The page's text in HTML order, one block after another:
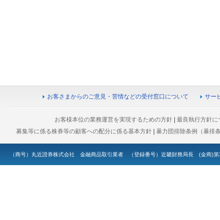
お客さまからのご意見・苦情などの受付窓口について サー
お客様本位の業務運営を実現するための方針 |最良執行方針に
募集等に係る株券等の顧客への配分に係る基本方針 |暴力団排除条例（暴排
（商号）丸近證券株式会社 金融商品取引業者 （登録番号）近畿財務局長 (金商)